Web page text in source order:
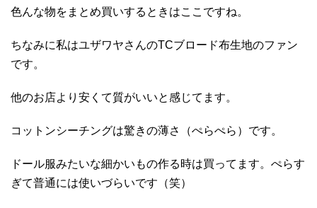
色んな物をまとめ買いするときはここですね。
ちなみに私はユザワヤさんのTCブロード布生地のファン
です。
他のお店より安くて質がいいと感じてます。
コットンシーチングは驚きの薄さ（ぺらぺら）です。
ドール服みたいな細かいもの作る時は買ってます。ぺらす
ぎて普通には使いづらいです（笑）